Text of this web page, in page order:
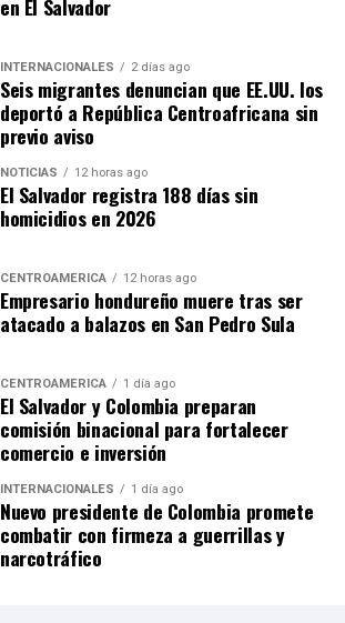
en El Salvador
INTERNACIONALES 2 días ago
Seis migrantes denuncian que EE.UU. los
deportó a República Centroafricana sin
previo aviso
NOTICIAS 12 horas ago
El Salvador registra 188 días sin
homicidios en 2026
CENTROAMÉRICA 12 horas ago
Empresario hondureño muere tras ser
atacado a balazos en San Pedro Sula
CENTROAMÉRICA 1 día ago
El Salvador y Colombia preparan
comisión binacional para fortalecer
comercio e inversión
INTERNACIONALES 1 día ago
Nuevo presidente de Colombia promete
combatir con firmeza a guerrillas y
narcotráfico